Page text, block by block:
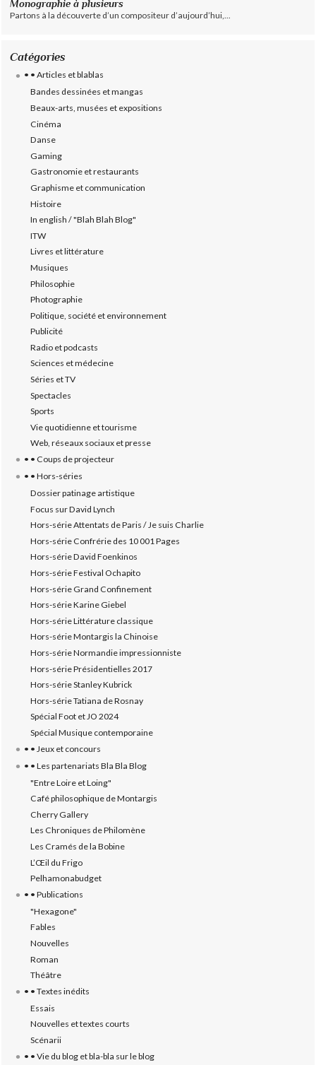
Monographie à plusieurs
Partons à la découverte d’un compositeur d’aujourd’hui,...
Catégories
• • Articles et blablas
Bandes dessinées et mangas
Beaux-arts, musées et expositions
Cinéma
Danse
Gaming
Gastronomie et restaurants
Graphisme et communication
Histoire
In english / "Blah Blah Blog"
ITW
Livres et littérature
Musiques
Philosophie
Photographie
Politique, société et environnement
Publicité
Radio et podcasts
Sciences et médecine
Séries et TV
Spectacles
Sports
Vie quotidienne et tourisme
Web, réseaux sociaux et presse
• • Coups de projecteur
• • Hors-séries
Dossier patinage artistique
Focus sur David Lynch
Hors-série Attentats de Paris / Je suis Charlie
Hors-série Confrérie des 10 001 Pages
Hors-série David Foenkinos
Hors-série Festival Ochapito
Hors-série Grand Confinement
Hors-série Karine Giebel
Hors-série Littérature classique
Hors-série Montargis la Chinoise
Hors-série Normandie impressionniste
Hors-série Présidentielles 2017
Hors-série Stanley Kubrick
Hors-série Tatiana de Rosnay
Spécial Foot et JO 2024
Spécial Musique contemporaine
• • Jeux et concours
• • Les partenariats Bla Bla Blog
"Entre Loire et Loing"
Café philosophique de Montargis
Cherry Gallery
Les Chroniques de Philomène
Les Cramés de la Bobine
L’‎Œil du Frigo
Pelhamonabudget
• • Publications
"Hexagone"
Fables
Nouvelles
Roman
Théâtre
• • Textes inédits
Essais
Nouvelles et textes courts
Scénarii
• • Vie du blog et bla-bla sur le blog